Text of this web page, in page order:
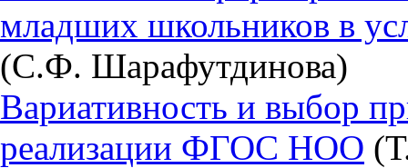
младших школьников в
(С.Ф. Шарафутдинова)
Вариативность и выбор
реализации ФГОС НОО